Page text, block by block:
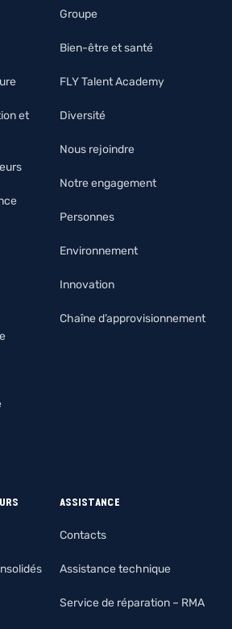
et
Groupe
Bien-être et santé
FLY Talent Academy
Diversité
Nous rejoindre
Notre engagement
Personnes
Environnement
Innovation
Chaîne d’approvisionnement
ASSISTANCE
Contacts
Assistance technique
Service de réparation – RMA